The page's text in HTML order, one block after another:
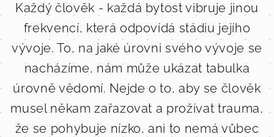
Každý člověk - každá bytost vibruje jinou
frekvencí, která odpovídá stádiu jejího
vývoje. To, na jaké úrovni svého vývoje se
nacházíme, nám může ukázat tabulka
úrovně vědomí. Nejde o to, aby se člověk
musel někam zařazovat a prožívat trauma,
že se pohybuje nízko, ani to nemá vůbec